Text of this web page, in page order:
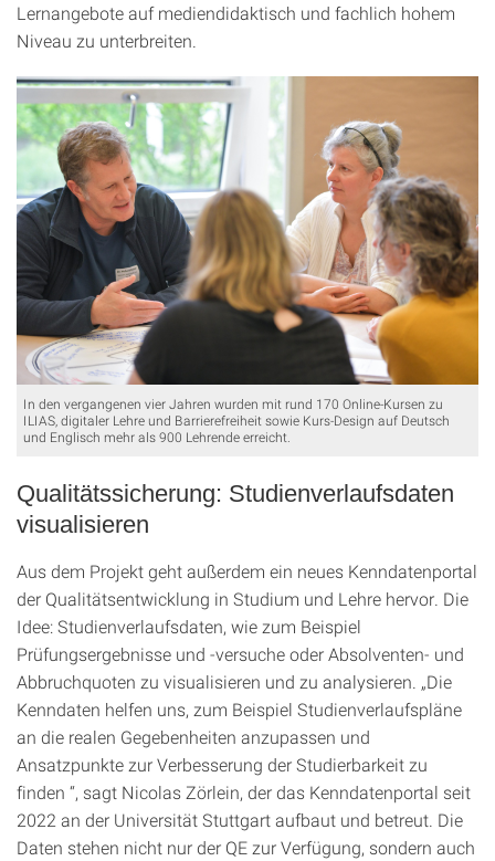
Lernangebote auf mediendidaktisch und fachlich hohem
Niveau zu unterbreiten.
In den vergangenen vier Jahren wurden mit rund 170 Online-Kursen zu
ILIAS, digitaler Lehre und Barrierefreiheit sowie Kurs-Design auf Deutsch
und Englisch mehr als 900 Lehrende erreicht.
Qualitätssicherung: Studienverlaufsdaten
visualisieren
Aus dem Projekt geht außerdem ein neues Kenndatenportal
der Qualitätsentwicklung in Studium und Lehre hervor. Die
Idee: Studienverlaufsdaten, wie zum Beispiel
Prüfungsergebnisse und -versuche oder Absolventen- und
Abbruchquoten zu visualisieren und zu analysieren. „Die
Kenndaten helfen uns, zum Beispiel Studienverlaufspläne
an die realen Gegebenheiten anzupassen und
Ansatzpunkte zur Verbesserung der Studierbarkeit zu
finden “, sagt Nicolas Zörlein, der das Kenndatenportal seit
2022 an der Universität Stuttgart aufbaut und betreut. Die
Daten stehen nicht nur der QE zur Verfügung, sondern auch